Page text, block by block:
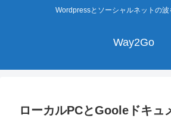
Wordpressとソーシャルネットの波
Way2Go
ローカルPCとGooleドキュ